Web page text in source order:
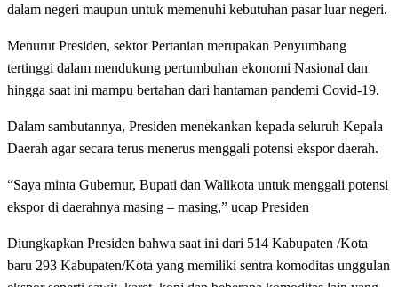
dalam negeri maupun untuk memenuhi kebutuhan pasar luar negeri.
Menurut Presiden, sektor Pertanian merupakan Penyumbang
tertinggi dalam mendukung pertumbuhan ekonomi Nasional dan
hingga saat ini mampu bertahan dari hantaman pandemi Covid-19.
Dalam sambutannya, Presiden menekankan kepada seluruh Kepala
Daerah agar secara terus menerus menggali potensi ekspor daerah.
“Saya minta Gubernur, Bupati dan Walikota untuk menggali potensi
ekspor di daerahnya masing – masing,” ucap Presiden
Diungkapkan Presiden bahwa saat ini dari 514 Kabupaten /Kota
baru 293 Kabupaten/Kota yang memiliki sentra komoditas unggulan